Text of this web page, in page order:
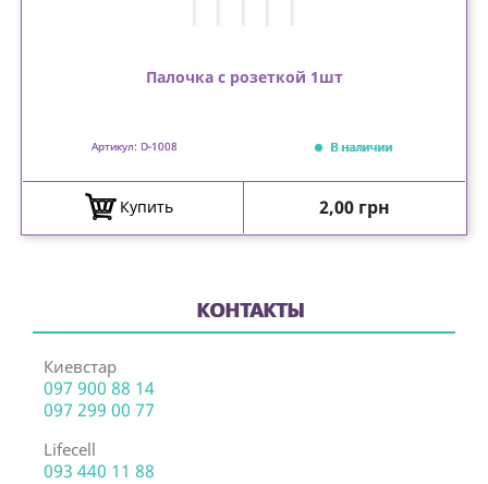
Палочка с розеткой 1шт
Артикул: D-1008 В наличии
Купить Цена
2,00 грн
КОНТАКТЫ
Киевстар
097 900 88 14
097 299 00 77
Lifecell
093 440 11 88